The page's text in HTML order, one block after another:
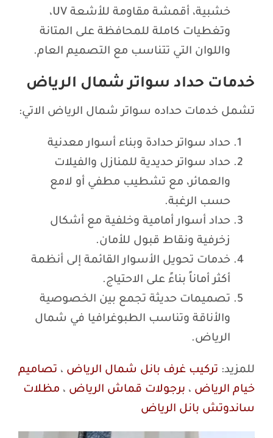
خشبية، أقمشة مقاومة للأشعة UV،
وتغطيات كاملة للمحافظة على المتانة
واللوان التي تتناسب مع التصميم العام.
خدمات حداد سواتر شمال الرياض
تشمل خدمات حداده سواتر شمال الرياض الاتي:
حداد سواتر حدادة وبناء أسوار معدنية
حداد سواتر حديدية للمنازل والفيلات
والعمائر، مع تشطيب مطفي أو لامع
حسب الرغبة.
حداد أسوار أمامية وخلفية مع أشكال
زخرفية ونقاط قبول للأمان.
خدمات تحويل الأسوار القائمة إلى أنظمة
أكثر أماناً بناءً على الاحتياج.
تصميمات حديثة تجمع بين الخصوصية
والأناقة وتناسب الطبوغرافيا في شمال
الرياض.
للمزيد: تركيب غرف بانل شمال الرياض ، تصاميم
خيام الرياض ، برجولات قماش الرياض ، مظلات
ساندوتش بانل الرياض